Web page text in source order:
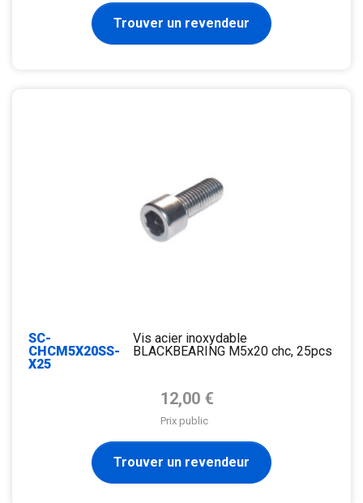
Trouver un revendeur
SC-
CHCM5X20SS-
X25
Vis acier inoxydable
BLACKBEARING M5x20 chc, 25pcs
Prix de base
12,00 €
Prix public
Trouver un revendeur